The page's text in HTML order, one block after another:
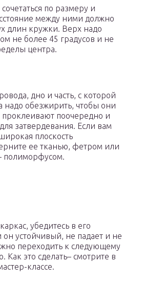
по размеру и
между ними должно
длин кружки. Верх надо
не более 45 градусов и не
центра.
дно и часть, с которой
надо обезжирить, чтобы они
поочередно и
затвердевания. Если вам
плоскость
ее тканью, фетром или
полиморфусом.
убедитесь в его
он устойчивый, не падает и не
переходить к следующему
это сделать– смотрите в
классе.